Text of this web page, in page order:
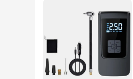
The Cordless Air Pump is
includes the air pump,
of a reliable air pump, this